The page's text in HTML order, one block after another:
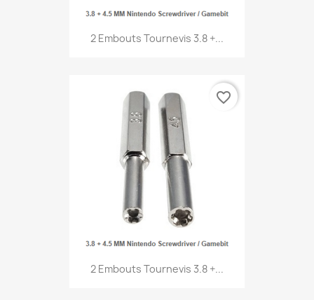
2 Embouts Tournevis 3.8 +...
2 Embouts Tournevis 3.8 +...
favorite_border